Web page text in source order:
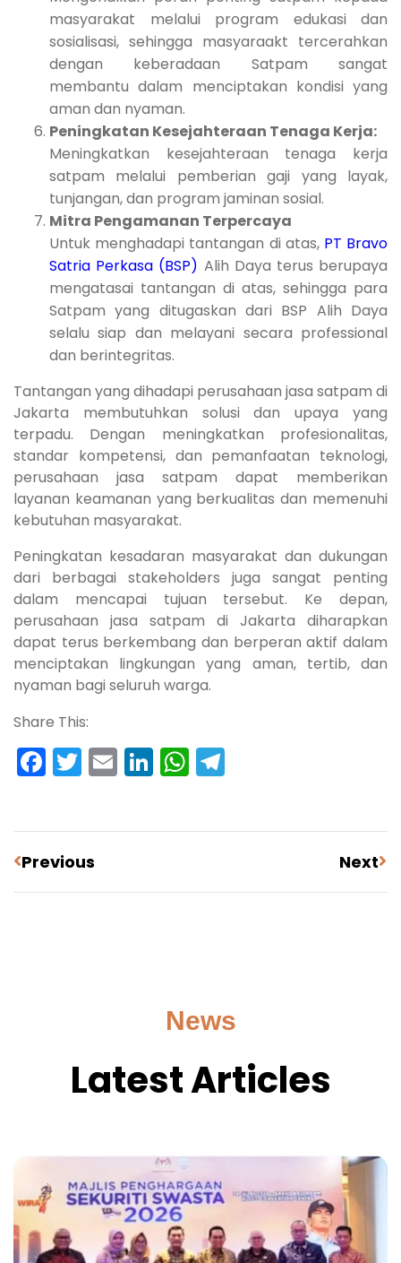
masyarakat melalui program edukasi dan
sosialisasi, sehingga masyaraakt tercerahkan
dengan keberadaan Satpam sangat
membantu dalam menciptakan kondisi yang
aman dan nyaman.
Peningkatan Kesejahteraan Tenaga Kerja:
Meningkatkan kesejahteraan tenaga kerja
satpam melalui pemberian gaji yang layak,
tunjangan, dan program jaminan sosial.
Mitra Pengamanan Terpercaya
Untuk menghadapi tantangan di atas, PT Bravo
Satria Perkasa (BSP) Alih Daya terus berupaya
mengatasai tantangan di atas, sehingga para
Satpam yang ditugaskan dari BSP Alih Daya
selalu siap dan melayani secara professional
dan berintegritas.
Tantangan yang dihadapi perusahaan jasa satpam di
Jakarta membutuhkan solusi dan upaya yang
terpadu. Dengan meningkatkan profesionalitas,
standar kompetensi, dan pemanfaatan teknologi,
perusahaan jasa satpam dapat memberikan
layanan keamanan yang berkualitas dan memenuhi
kebutuhan masyarakat.
Peningkatan kesadaran masyarakat dan dukungan
dari berbagai stakeholders juga sangat penting
dalam mencapai tujuan tersebut. Ke depan,
perusahaan jasa satpam di Jakarta diharapkan
dapat terus berkembang dan berperan aktif dalam
menciptakan lingkungan yang aman, tertib, dan
nyaman bagi seluruh warga.
Share This:
Facebook
Twitter
EmailLinkedIn
WhatsApp
Previous Next
News
Latest Articles